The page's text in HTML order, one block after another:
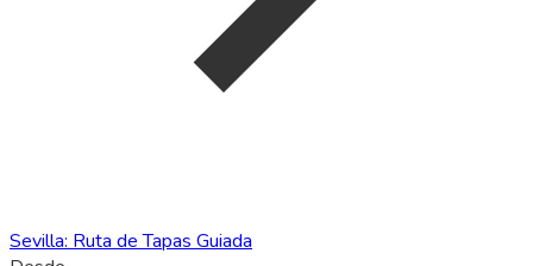
Sevilla: Ruta de Tapas Guiada